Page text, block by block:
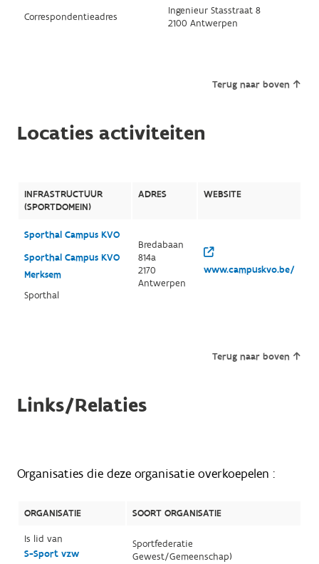
Correspondentieadres
Ingenieur Stasstraat 8
2100 Antwerpen
Terug naar boven
Locaties activiteiten
INFRASTRUCTUUR
(SPORTDOMEIN)
ADRES WEBSITE
Sporthal Campus KVO
Sporthal Campus KVO
Merksem
Sporthal
Bredabaan
814a
2170
Antwerpen
www.campuskvo.be/
Terug naar boven
Links/Relaties
Organisaties die deze organisatie overkoepelen :
ORGANISATIE
SOORT ORGANISATIE
Is lid van
S-Sport vzw
Sportfederatie
Gewest/Gemeenschap)